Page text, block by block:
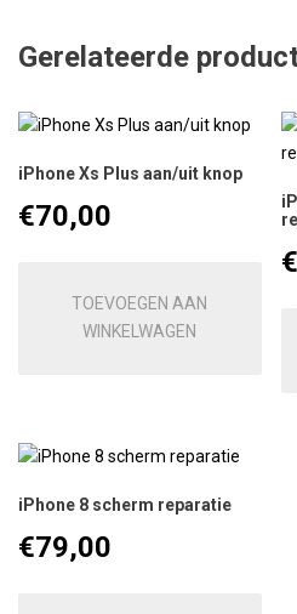
Gerelateerde
iPhone Xs Plus aan/uit knop
€70,00
TOEVOEGEN AAN
WINKELWAGEN
€
iPhone 8 scherm reparatie
€79,00